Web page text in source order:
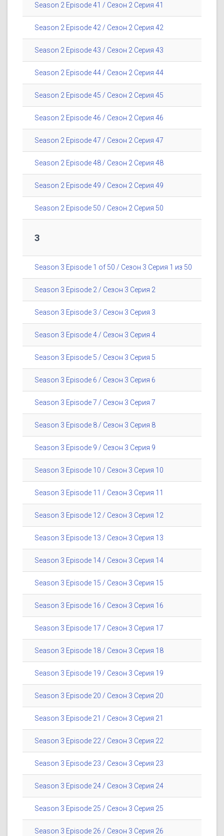
Season 2 Episode 41 / Сезон 2 Серия 41
Season 2 Episode 42 / Сезон 2 Серия 42
Season 2 Episode 43 / Сезон 2 Серия 43
Season 2 Episode 44 / Сезон 2 Серия 44
Season 2 Episode 45 / Сезон 2 Серия 45
Season 2 Episode 46 / Сезон 2 Серия 46
Season 2 Episode 47 / Сезон 2 Серия 47
Season 2 Episode 48 / Сезон 2 Серия 48
Season 2 Episode 49 / Сезон 2 Серия 49
Season 2 Episode 50 / Сезон 2 Серия 50
3
Season 3 Episode 1 of 50 / Сезон 3 Серия 1 из 50
Season 3 Episode 2 / Сезон 3 Серия 2
Season 3 Episode 3 / Сезон 3 Серия 3
Season 3 Episode 4 / Сезон 3 Серия 4
Season 3 Episode 5 / Сезон 3 Серия 5
Season 3 Episode 6 / Сезон 3 Серия 6
Season 3 Episode 7 / Сезон 3 Серия 7
Season 3 Episode 8 / Сезон 3 Серия 8
Season 3 Episode 9 / Сезон 3 Серия 9
Season 3 Episode 10 / Сезон 3 Серия 10
Season 3 Episode 11 / Сезон 3 Серия 11
Season 3 Episode 12 / Сезон 3 Серия 12
Season 3 Episode 13 / Сезон 3 Серия 13
Season 3 Episode 14 / Сезон 3 Серия 14
Season 3 Episode 15 / Сезон 3 Серия 15
Season 3 Episode 16 / Сезон 3 Серия 16
Season 3 Episode 17 / Сезон 3 Серия 17
Season 3 Episode 18 / Сезон 3 Серия 18
Season 3 Episode 19 / Сезон 3 Серия 19
Season 3 Episode 20 / Сезон 3 Серия 20
Season 3 Episode 21 / Сезон 3 Серия 21
Season 3 Episode 22 / Сезон 3 Серия 22
Season 3 Episode 23 / Сезон 3 Серия 23
Season 3 Episode 24 / Сезон 3 Серия 24
Season 3 Episode 25 / Сезон 3 Серия 25
Season 3 Episode 26 / Сезон 3 Серия 26